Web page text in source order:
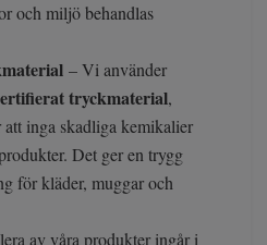
och miljö behandlas
– Vi använder
tryckmaterial,
inga skadliga kemikalier
Det ger en trygg
för kläder, muggar och
av våra produkter ingår i